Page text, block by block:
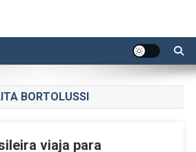
BORTOLUSSI
viaja para